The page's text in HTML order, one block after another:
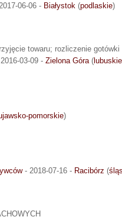
06-06 - Białystok (podlaskie)
towaru; rozliczenie
03-09 - Zielona Góra( lubuskie
pomorskie)
- 2018-07-16 - Racibórz (